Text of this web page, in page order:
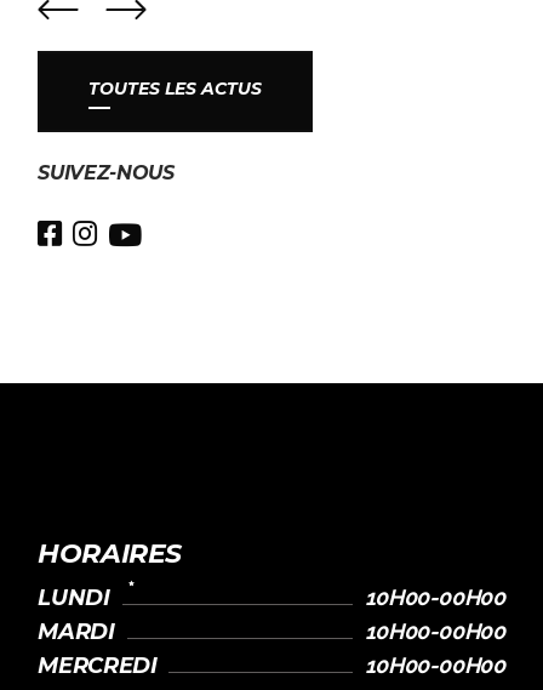
TOUTES LES ACTUS
SUIVEZ-NOUS
HORAIRES
LUNDI 10H00-00H00
MARDI 10H00-00H00
MERCREDI 10H00-00H00